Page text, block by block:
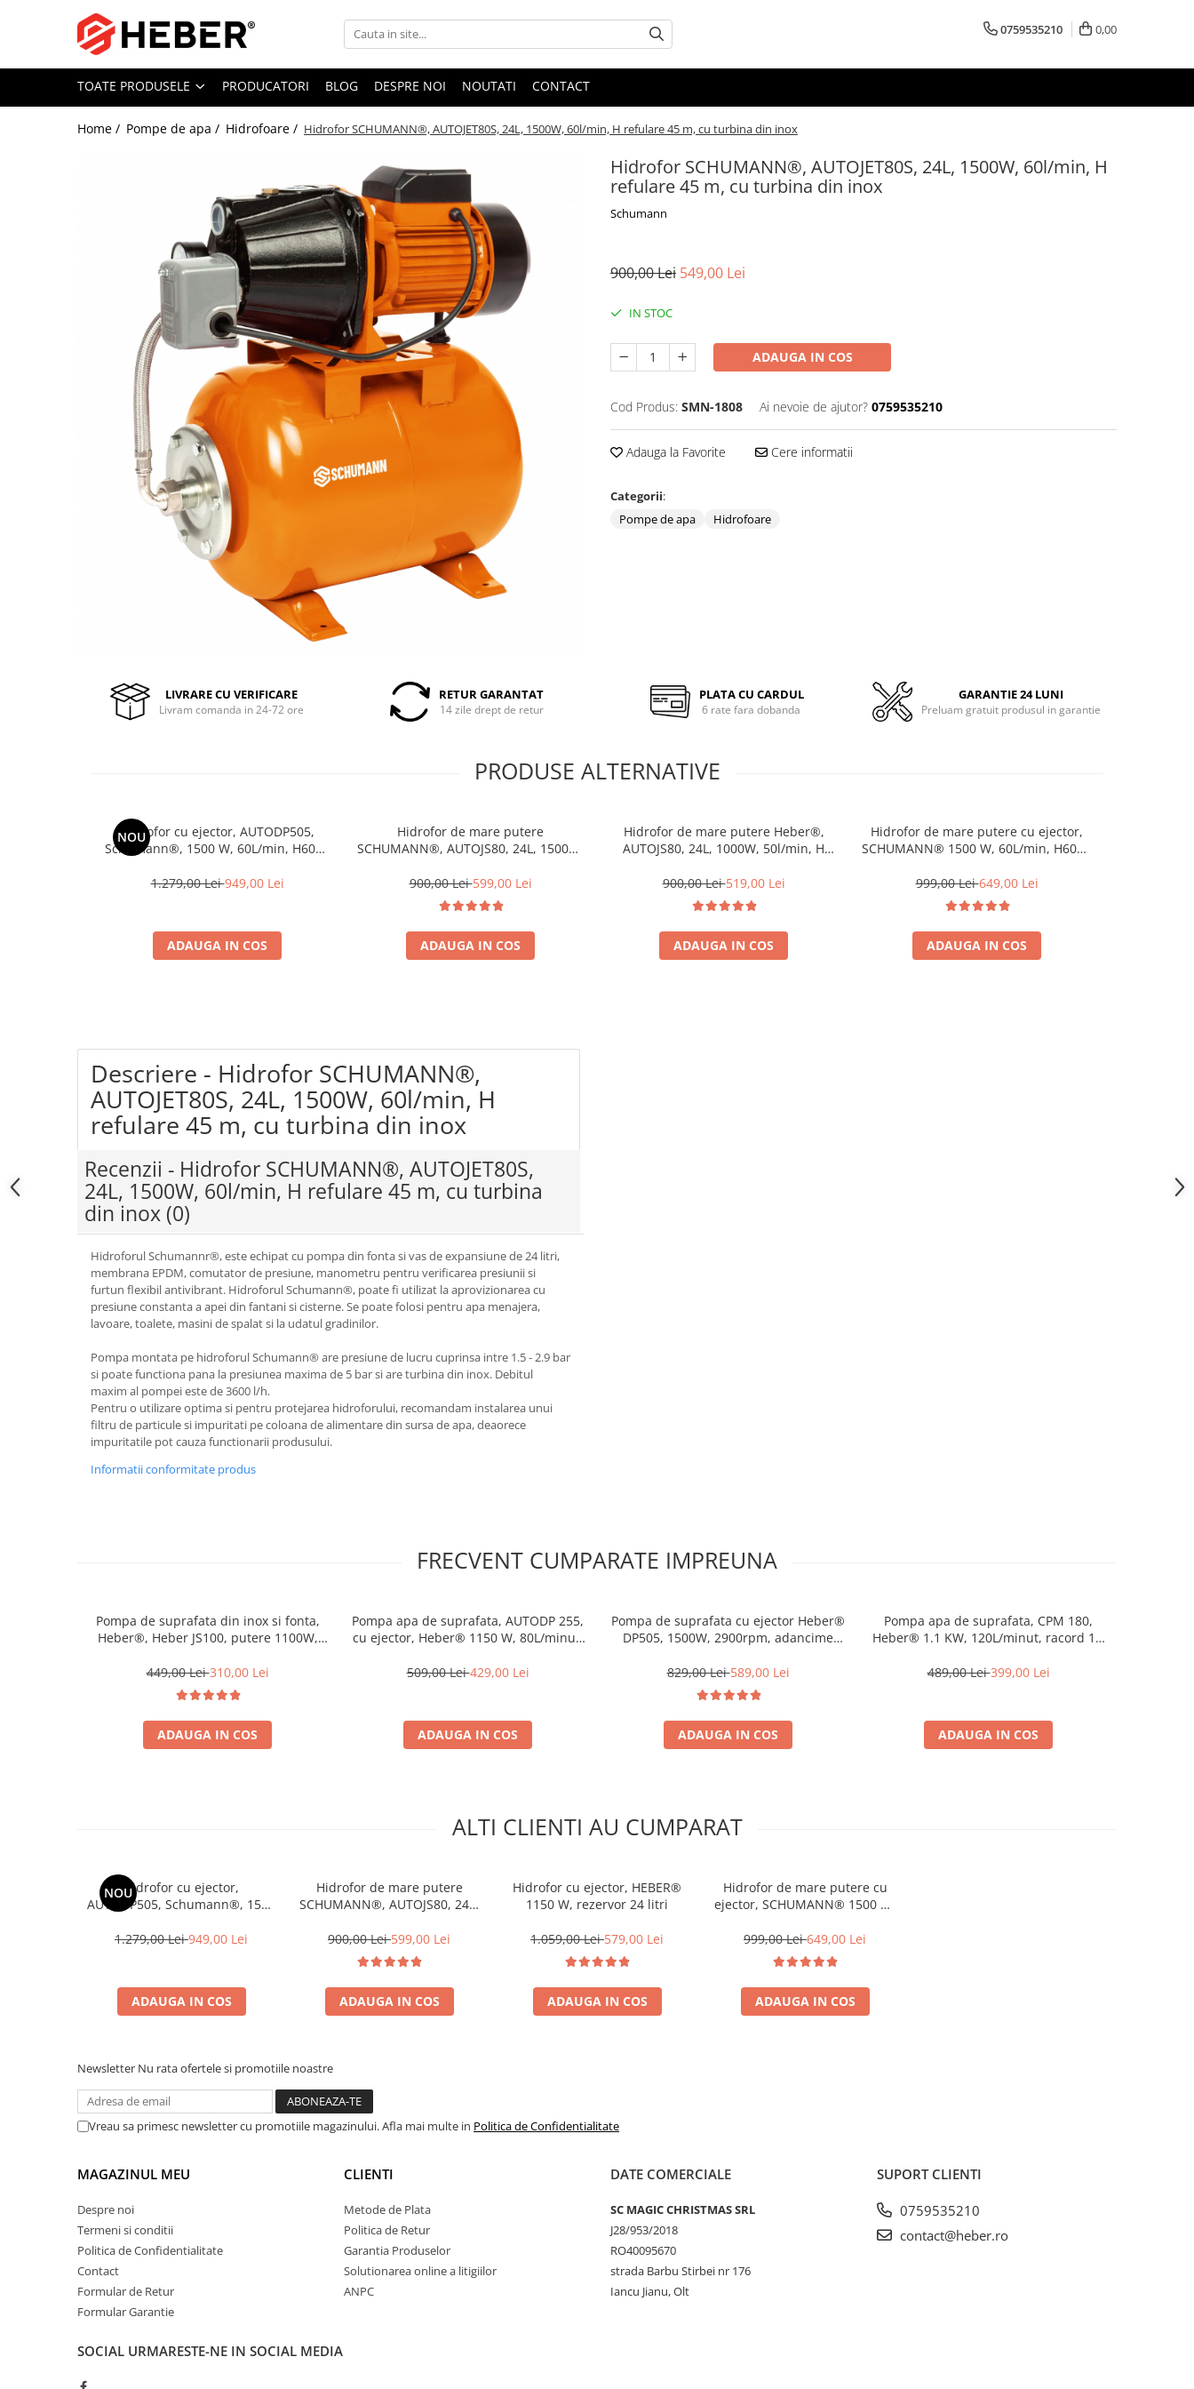
Toate Produsele
Mixere cu bol
Hidrofor cu pompa submersibila
Pompe de stropit electrice
Pompe de stropit manuale
Mori electrice cereale
Accesorii mori electrice
Motoare electrice
Motocultoare
Produse uz casnic
Seminee electrice
Convectoare si aeroterme electrice
0759535210 0,00
TOATE PRODUSELE PRODUCATORI BLOG DESPRE NOI NOUTATI CONTACT
Home / Pompe de apa / Hidrofoare / Hidrofor SCHUMANN®, AUTOJET80S, 24L, 1500W, 60l/min, H refulare 45 m, cu turbina din inox
Hidrofor SCHUMANN®, AUTOJET80S, 24L, 1500W, 60l/min, H
refulare 45 m, cu turbina din inox
Schumann
900,00 Lei 549,00 Lei
IN STOC
ADAUGA IN COS
Cod Produs: SMN-1808 Ai nevoie de ajutor? 0759535210
Adauga la Favorite Cere informatii
Categorii:
Pompe de apa
Hidrofoare
LIVRARE CU VERIFICARE
Livram comanda in 24-72 ore
RETUR GARANTAT
14 zile drept de retur
PLATA CU CARDUL
6 rate fara dobanda
GARANTIE 24 LUNI
Preluam gratuit produsul in garantie
PRODUSE ALTERNATIVE
NOU
Hidrofor cu ejector, AUTODP505,
Schumann®, 1500 W, 60L/min, H60m,
m
1.279,00 Lei949,00 Lei
ADAUGA IN COS
Hidrofor de mare putere
SCHUMANN®, AUTOJS80, 24L, 1500W,
fonta si inox
900,00 Lei599,00 Lei
ADAUGA IN COS
Hidrofor de mare putere Heber®,
AUTOJS80, 24L, 1000W, 50l/min, H
900,00 Lei519,00 Lei
ADAUGA IN COS
Hidrofor de mare putere cu ejector,
SCHUMANN® 1500 W, 60L/min, H60m,
999,00 Lei649,00 Lei
ADAUGA IN COS
Descriere - Hidrofor SCHUMANN®,
AUTOJET80S, 24L, 1500W, 60l/min, H
refulare 45 m, cu turbina din inox
Recenzii - Hidrofor SCHUMANN®, AUTOJET80S,
24L, 1500W, 60l/min, H refulare 45 m, cu turbina
din inox (0)
Hidroforul Schumannr®, este echipat cu pompa din fonta si vas de expansiune de 24 litri,
membrana EPDM, comutator de presiune, manometru pentru verificarea presiunii si
furtun flexibil antivibrant. Hidroforul Schumann®, poate fi utilizat la aprovizionarea cu
presiune constanta a apei din fantani si cisterne. Se poate folosi pentru apa menajera,
lavoare, toalete, masini de spalat si la udatul gradinilor.
Pompa montata pe hidroforul Schumann® are presiune de lucru cuprinsa intre 1.5 - 2.9 bar
si poate functiona pana la presiunea maxima de 5 bar si are turbina din inox. Debitul
maxim al pompei este de 3600 l/h.
Pentru o utilizare optima si pentru protejarea hidroforului, recomandam instalarea unui
filtru de particule si impuritati pe coloana de alimentare din sursa de apa, deaorece
impuritatile pot cauza functionarii produsului.
Informatii conformitate produs
FRECVENT CUMPARATE IMPREUNA
Pompa de suprafata din inox si fonta,
Heber®, Heber JS100, putere 1100W,
449,00 Lei310,00 Lei
ADAUGA IN COS
Pompa apa de suprafata, AUTODP 255,
cu ejector, Heber® 1150 W, 80L/minut,
maxima de absorbtie 25 m
509,00 Lei429,00 Lei
ADAUGA IN COS
Pompa de suprafata cu ejector Heber®
DP505, 1500W, 2900rpm, adancime
l/min
829,00 Lei589,00 Lei
ADAUGA IN COS
Pompa apa de suprafata, CPM 180,
Heber® 1.1 KW, 120L/minut, racord 1",
489,00 Lei399,00 Lei
ADAUGA IN COS
ALTI CLIENTI AU CUMPARAT
NOUHidrofor cu ejector,
AUTODP505, Schumann®, 1500
litri, adancime absorbtie 40 m
1.279,00 Lei949,00 Lei
ADAUGA IN COS
Hidrofor de mare putere
SCHUMANN®, AUTOJS80, 24L,
m, pompa din fonta si inox
900,00 Lei599,00 Lei
ADAUGA IN COS
Hidrofor cu ejector, HEBER®
1150 W, rezervor 24 litri
1.059,00 Lei579,00 Lei
ADAUGA IN COS
Hidrofor de mare putere cu
ejector, SCHUMANN® 1500 W,
999,00 Lei649,00 Lei
ADAUGA IN COS
Newsletter Nu rata ofertele si promotiile noastre
Vreau sa primesc newsletter cu promotiile magazinului. Afla mai multe in Politica de Confidentialitate
MAGAZINUL MEU
Despre noi
Termeni si conditii
Politica de Confidentialitate
Contact
Formular de Retur
Formular Garantie
CLIENTI
Metode de Plata
Politica de Retur
Garantia Produselor
Solutionarea online a litigiilor
ANPC
DATE COMERCIALE
SC MAGIC CHRISTMAS SRL
J28/953/2018
RO40095670
strada Barbu Stirbei nr 176
Iancu Jianu, Olt
SUPORT CLIENTI
0759535210
contact@heber.ro
SOCIAL URMARESTE-NE IN SOCIAL MEDIA